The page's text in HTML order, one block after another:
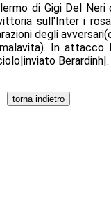
di Gigi Del
sull'Inter i
degli
In attacco